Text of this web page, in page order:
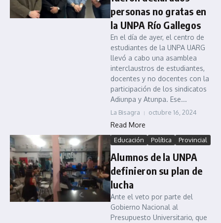
personas no gratas en
la UNPA Río Gallegos
En el día de ayer, el centro de
estudiantes de la UNPA UARG
llevó a cabo una asamblea
interclaustros de estudiantes,
docentes y no docentes con la
participación de los sindicatos
Adiunpa y Atunpa. Ese...
La Bisagra octubre 16, 2024
Read More
Educación Política Provincial
Alumnos de la UNPA
definieron su plan de
lucha
Ante el veto por parte del
Gobierno Nacional al
Presupuesto Universitario, que